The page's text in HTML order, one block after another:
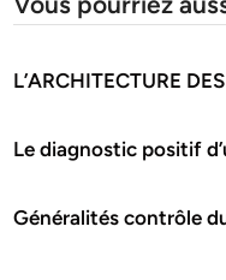
L’ARCHITECTURE
Le diagnostic positif
Généralités contrôle